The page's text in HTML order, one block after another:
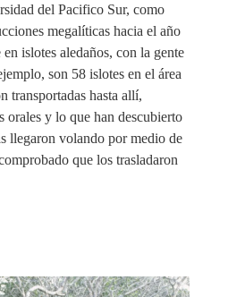
del Pacifico Sur, como
megalíticas hacia el año
islotes aledaños, con la gente
son 58 islotes en el área
transportadas hasta allí,
orales y lo que han descubierto
llegaron volando por medio de
que los trasladaron